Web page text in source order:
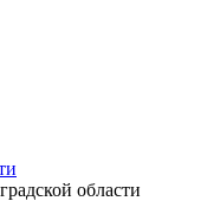
области